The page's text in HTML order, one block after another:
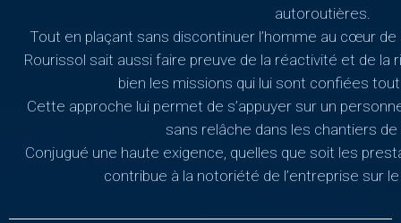
autoroutières.
Tout en plaçant sans discontinuer l’homme au cœur
Rourissol sait aussi faire preuve de la réactivité et de la
bien les missions qui lui sont confiées tout
Cette approche lui permet de s’appuyer sur un
sans relâche dans les chantiers de
Conjugué une haute exigence, quelles que soit les
contribue à la notoriété de l’entreprise sur